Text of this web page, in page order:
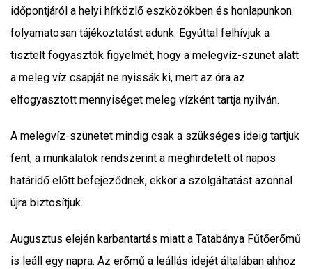
időpontjáról a helyi hírközlő eszközökben és honlapunkon
folyamatosan tájékoztatást adunk. Egyúttal felhívjuk a
tisztelt fogyasztók figyelmét, hogy a melegvíz-szünet alatt
a meleg víz csapját ne nyissák ki, mert az óra az
elfogyasztott mennyiséget meleg vízként tartja nyilván.
A melegvíz-szünetet mindig csak a szükséges ideig tartjuk
fent, a munkálatok rendszerint a meghirdetett öt napos
határidő előtt befejeződnek, ekkor a szolgáltatást azonnal
újra biztosítjuk.
Augusztus elején karbantartás miatt a Tatabánya Fűtőerőmű
is leáll egy napra. Az erőmű a leállás idejét általában ahhoz